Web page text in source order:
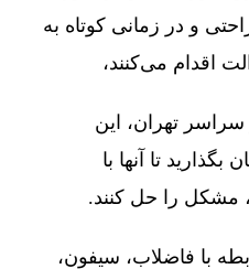
و در زمانی کوتاه به
اقدام می‌کنند،
تهران، این
تا آنها با
مشکل را حل کنند.
با فاضلاب، سیفون،